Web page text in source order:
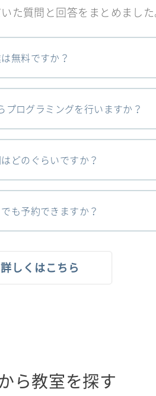
た質問と回答をまとめまし
無料ですか？
プログラミングを行いますか？
どのぐらいですか？
も予約できますか？
しくはこちら
ら教室を探す